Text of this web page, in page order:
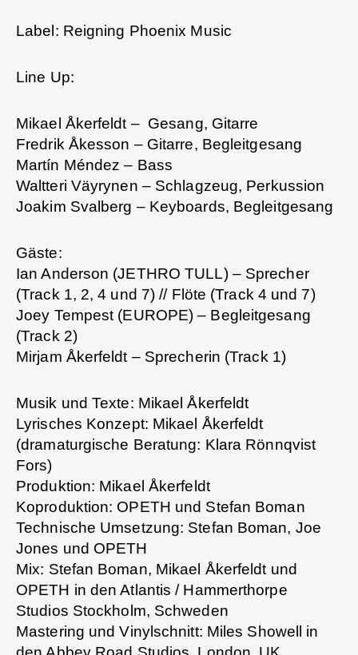
Label: Reigning Phoenix Music
Line Up:
Mikael Åkerfeldt – Gesang, Gitarre
Fredrik Åkesson – Gitarre, Begleitgesang
Martín Méndez – Bass
Waltteri Väyrynen – Schlagzeug, Perkussion
Joakim Svalberg – Keyboards, Begleitgesang
Gäste:
Ian Anderson (JETHRO TULL) – Sprecher
(Track 1, 2, 4 und 7) // Flöte (Track 4 und 7)
Joey Tempest (EUROPE) – Begleitgesang
(Track 2)
Mirjam Åkerfeldt – Sprecherin (Track 1)
Musik und Texte: Mikael Åkerfeldt
Lyrisches Konzept: Mikael Åkerfeldt
(dramaturgische Beratung: Klara Rönnqvist
Fors)
Produktion: Mikael Åkerfeldt
Koproduktion: OPETH und Stefan Boman
Technische Umsetzung: Stefan Boman, Joe
Jones und OPETH
Mix: Stefan Boman, Mikael Åkerfeldt und
OPETH in den Atlantis / Hammerthorpe
Studios Stockholm, Schweden
Mastering und Vinylschnitt: Miles Showell in